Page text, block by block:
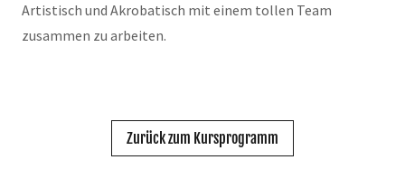
Artistisch und Akrobatisch mit einem tollen Team
zusammen zu arbeiten.
Zurück zum Kursprogramm